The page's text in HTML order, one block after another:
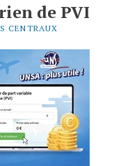
de PVI
CENTRAUX